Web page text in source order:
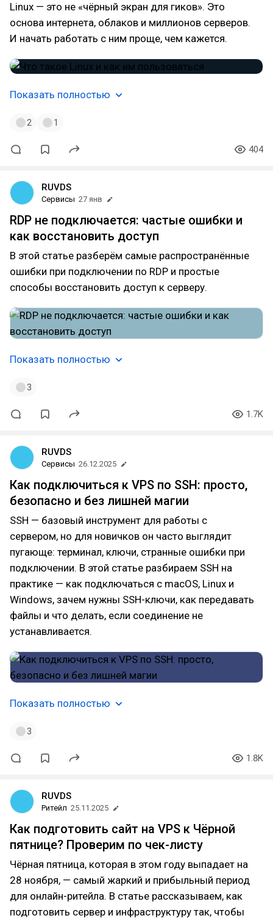
Linux — это не «чёрный экран для гиков». Это
основа интернета, облаков и миллионов серверов.
И начать работать с ним проще, чем кажется.
Показать полностью
2 1
404
RUVDS
Сервисы 27 янв
RDP не подключается: частые ошибки и
как восстановить доступ
В этой статье разберём самые распространённые
ошибки при подключении по RDP и простые
способы восстановить доступ к серверу.
Показать полностью
3
1.7K
RUVDS
Сервисы 26.12.2025
Как подключиться к VPS по SSH: просто,
безопасно и без лишней магии
SSH — базовый инструмент для работы с
сервером, но для новичков он часто выглядит
пугающе: терминал, ключи, странные ошибки при
подключении. В этой статье разбираем SSH на
практике — как подключаться с macOS, Linux и
Windows, зачем нужны SSH-ключи, как передавать
файлы и что делать, если соединение не
устанавливается.
Показать полностью
3
1.8K
RUVDS
Ритейл 25.11.2025
Как подготовить сайт на VPS к Чёрной
пятнице? Проверим по чек-листу
Чёрная пятница, которая в этом году выпадает на
28 ноября, — самый жаркий и прибыльный период
для онлайн-ритейла. В статье рассказываем, как
подготовить сервер и инфраструктуру так, чтобы